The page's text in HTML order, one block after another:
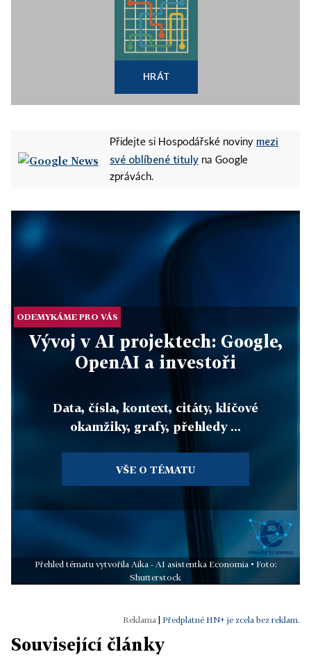
HRÁT
Přidejte si Hospodářské noviny mezi
své oblíbené tituly na Google
zprávách.
ODEMYKÁME PRO VÁS
Vývoj v AI projektech: Google,
OpenAI a investoři
Data, čísla, kontext, citáty, klíčové
okamžiky, grafy, přehledy ...
VŠE O TÉMATU
Přehled tématu vytvořila Aika - AI asistentka Economia • Foto:
Shutterstock
Předplatné HN+ je zcela bez reklam.
Související články